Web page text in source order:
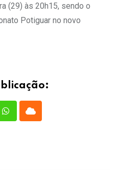
(29) às 20h15, sendo o
Potiguar no novo
WhatsappCloud